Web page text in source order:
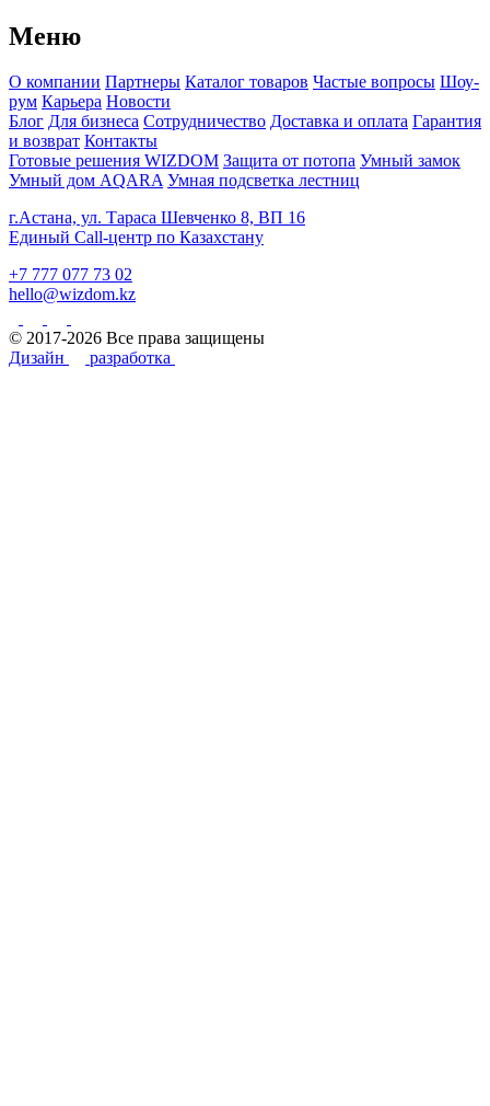
Меню
О компании Партнеры Каталог товаров Частые вопросы Шоу-
рум Карьера Новости
Блог Для бизнеса Сотрудничество Доставка и оплата Гарантия
и возврат Контакты
Готовые решения WIZDOM Защита от потопа Умный замок
Умный дом AQARA Умная подсветка лестниц
г.Астана, ул. Тараса Шевченко 8, ВП 16
Единый Call-центр по Казахстану
+7 777 077 73 02
hello@wizdom.kz
© 2017-2026 Все права защищены
Дизайн
разработка